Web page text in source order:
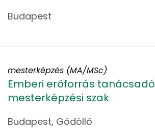
Budapest
Emberi erőforrás tanácsadó
mesterképzési szak
Budapest, Gödöllő
mesterképzés (MA/MSc)